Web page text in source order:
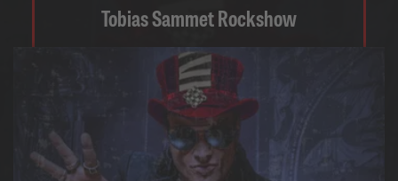
Tobias Sammet Rockshow